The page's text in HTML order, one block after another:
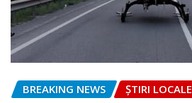
BREAKING NEWS ȘTIRI LOCALE